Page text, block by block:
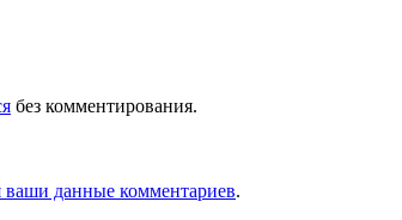
без комментирования.
ваши данные комментариев.